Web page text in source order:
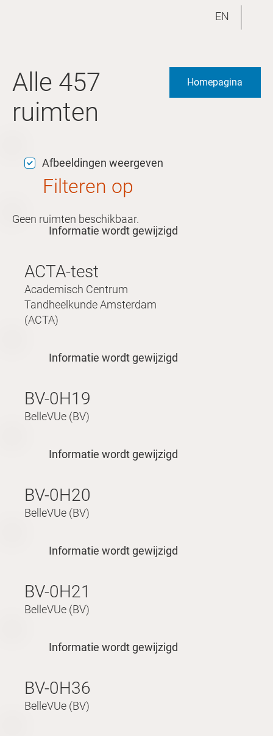
EN
Geen ruimten beschikbaar.
Filteren op
Afbeeldingen weergeven
Informatie wordt gewijzigd
ACTA-test
Academisch Centrum
Tandheelkunde Amsterdam
(ACTA)
Informatie wordt gewijzigd
BV-0H19
BelleVUe (BV)
Informatie wordt gewijzigd
BV-0H20
BelleVUe (BV)
Informatie wordt gewijzigd
BV-0H21
BelleVUe (BV)
Informatie wordt gewijzigd
BV-0H36
BelleVUe (BV)
Alle 457
ruimten
Homepagina